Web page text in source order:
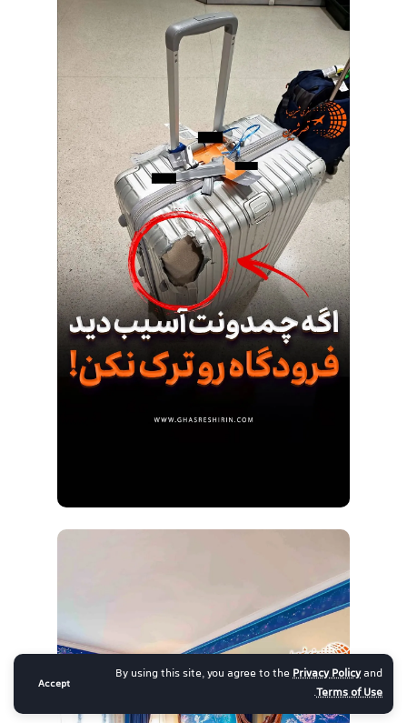
By using this site, you agree to thePrivacy Policyand
Terms of Use
.
Accept